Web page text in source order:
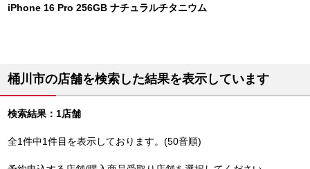
iPhone 16 Pro 256GB ナチュラルチタニウム
桶川市の店舗を検索した結果を表示しています
検索結果：1店舗
全1件中1件目を表示しております。(50音順)